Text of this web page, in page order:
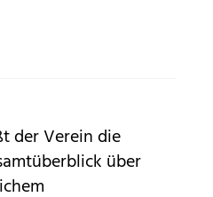
der Verein die
über